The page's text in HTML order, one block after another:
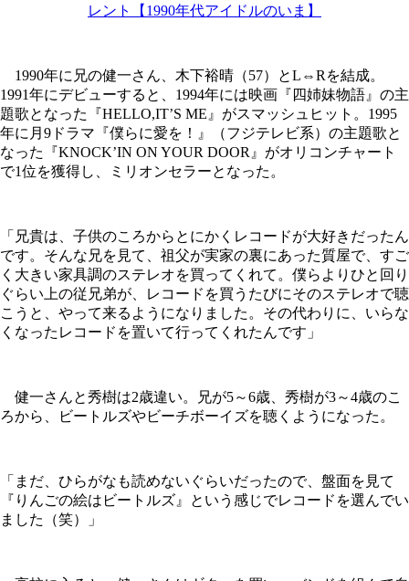
レント【1990年代アイドルのいま】
1990年に兄の健一さん、木下裕晴（57）とL⇔Rを結成。
1991年にデビューすると、1994年には映画『四姉妹物語』の主
題歌となった『HELLO,IT’S ME』がスマッシュヒット。1995
年に月9ドラマ『僕らに愛を！』（フジテレビ系）の主題歌と
なった『KNOCK’IN ON YOUR DOOR』がオリコンチャート
で1位を獲得し、ミリオンセラーとなった。
「兄貴は、子供のころからとにかくレコードが大好きだったん
です。そんな兄を見て、祖父が実家の裏にあった質屋で、すご
く大きい家具調のステレオを買ってくれて。僕らよりひと回り
ぐらい上の従兄弟が、レコードを買うたびにそのステレオで聴
こうと、やって来るようになりました。その代わりに、いらな
くなったレコードを置いて行ってくれたんです」
健一さんと秀樹は2歳違い。兄が5～6歳、秀樹が3～4歳のこ
ろから、ビートルズやビーチボーイズを聴くようになった。
「まだ、ひらがなも読めないぐらいだったので、盤面を見て
『りんごの絵はビートルズ』という感じでレコードを選んでい
ました（笑）」